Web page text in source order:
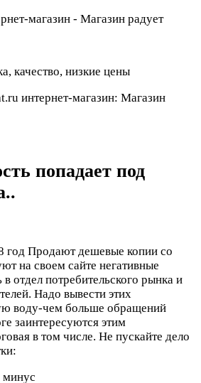
качество, низкие цены
попадает под
год Продают дешевые копии со
на своем сайте негативные
отдел потребительского рынка и
Надо вывести этих
воду-чем больше обращений
заинтересуются этим
в том числе. Не пускайте дело